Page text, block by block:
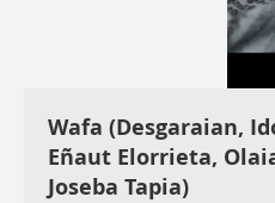
Wafa (Desgaraian,
Eñaut Elorrieta,
Joseba Tapia)